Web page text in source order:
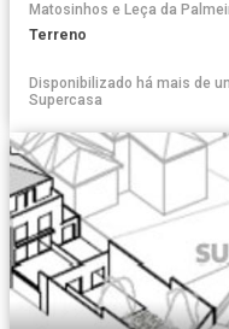
Matosinhos e Leça da
Terreno
Disponibilizado há mais de
Supercasa